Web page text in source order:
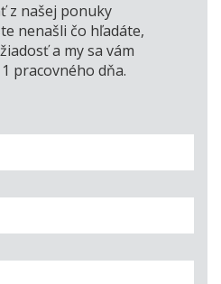
z našej ponuky
nenašli čo hľadáte,
a my sa vám
pracovného dňa.